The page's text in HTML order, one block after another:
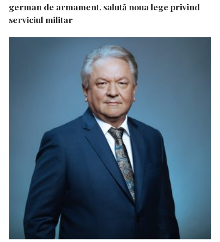
german de armament, salută noua lege privind
serviciul militar